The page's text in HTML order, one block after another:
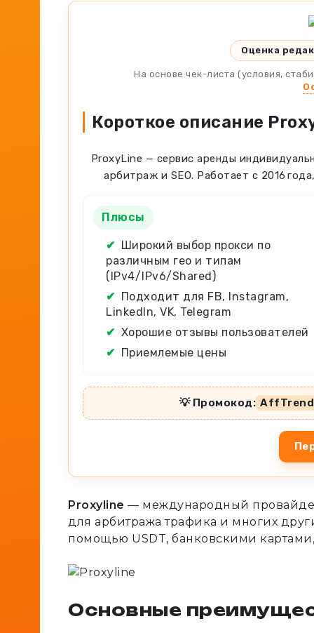
Оценка
На основе чек-листа (условия,
Короткое описание
ProxyLine — cервис аренды
арбитраж и SEO. Работает с 2016
Плюсы
✔ Широкий выбор прокси по
различным гео и типам
(IPv4/IPv6/Shared)
✔ Подходит для FB, Instagram,
LinkedIn, VK, Telegram
✔ Хорошие отзывы пользователей
✔ Приемлемые цены
💡 Промокод:
Proxyline — международный
для арбитража трафика и многих
помощью USDT, банковскими
Основные